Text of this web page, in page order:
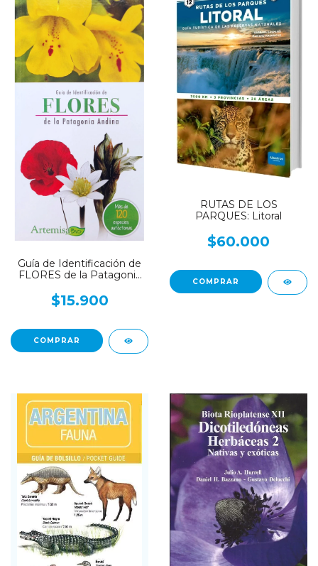
Guía de Identificación de
FLORES de la Patagonia
$15.900
RUTAS DE LOS
PARQUES: Litoral
$60.000